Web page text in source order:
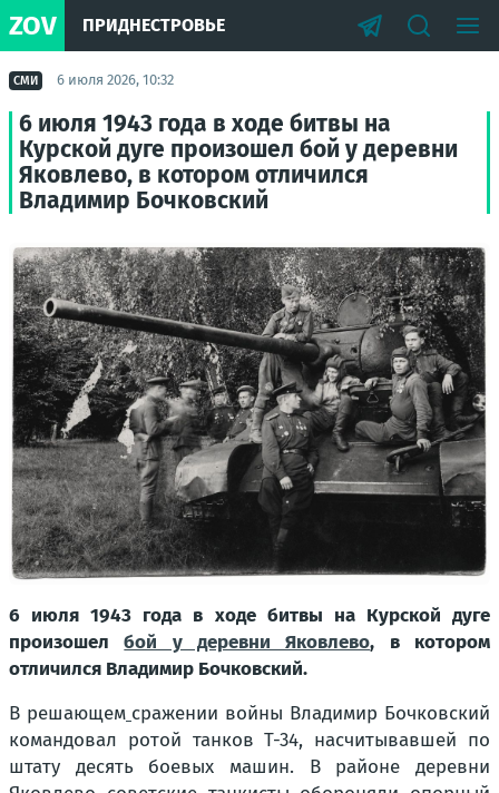
ZOV ПРИДНЕСТРОВЬЕ
СМИ 6 июля 2026, 10:32
6 июля 1943 года в ходе битвы на
Курской дуге произошел бой у деревни
Яковлево, в котором отличился
Владимир Бочковский
6 июля 1943 года в ходе битвы на Курской дуге
произошелбой у деревни Яковлево, в котором
отличился Владимир Бочковский.
В решающем сражении войны Владимир Бочковский
командовал ротой танков Т-34, насчитывавшей по
штату десять боевых машин. В районе деревни